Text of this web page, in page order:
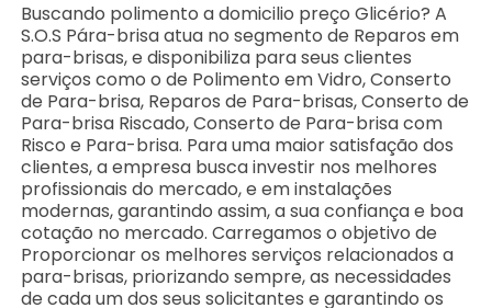
Buscando polimento a domicilio preço Glicério? A
S.O.S Pára-brisa atua no segmento de Reparos em
para-brisas, e disponibiliza para seus clientes
serviços como o de Polimento em Vidro, Conserto
de Para-brisa, Reparos de Para-brisas, Conserto de
Para-brisa Riscado, Conserto de Para-brisa com
Risco e Para-brisa. Para uma maior satisfação dos
clientes, a empresa busca investir nos melhores
profissionais do mercado, e em instalações
modernas, garantindo assim, a sua confiança e boa
cotação no mercado. Carregamos o objetivo de
Proporcionar os melhores serviços relacionados a
para-brisas, priorizando sempre, as necessidades
de cada um dos seus solicitantes e garantindo os